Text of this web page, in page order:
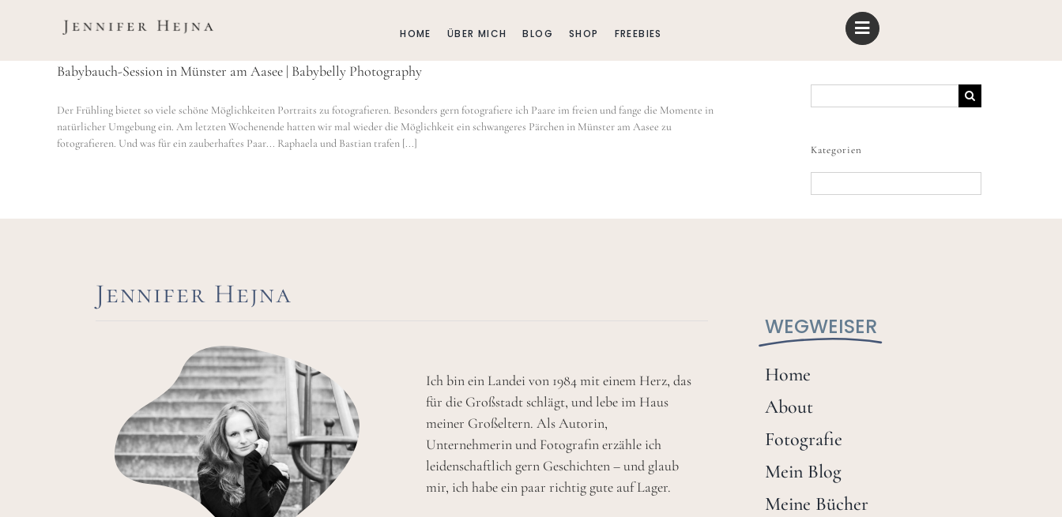
HOME ÜBER MICH BLOG SHOP FREEBIES
Babybauch-Session in Münster am Aasee | Babybelly Photography
Der Frühling bietet so viele schöne Möglichkeiten Portraits zu fotografieren. Besonders gern fotografiere ich Paare im freien und fange die Momente in
natürlicher Umgebung ein. Am letzten Wochenende hatten wir mal wieder die Möglichkeit ein schwangeres Pärchen in Münster am Aasee zu
fotografieren. Und was für ein zauberhaftes Paar... Raphaela und Bastian trafen [...]
nach:
Kategorien
Jennifer Hejna
Ich bin ein Landei von 1984 mit einem Herz, das
für die Großstadt schlägt, und lebe im Haus
meiner Großeltern. Als Autorin,
Unternehmerin und Fotografin erzähle ich
leidenschaftlich gern Geschichten – und glaub
mir, ich habe ein paar richtig gute auf Lager.
WEGWEISER
Home
About
Fotografie
Mein Blog
Meine Bücher